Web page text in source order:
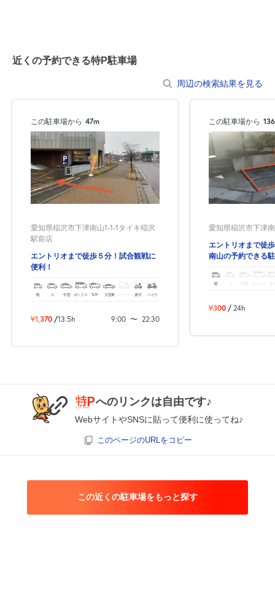
近くの予約できる特P駐車場
周辺の検索結果を見る
この駐車場から 47m
愛知県稲沢市下津南山1-1-1タイキ稲沢
駅前店
エントリオまで徒歩５分！試合観戦に
便利！
軽 コ 中型 ボックス SUV 大型車 トラック 原付 バイク
¥1,370 /13.5h 9:00 〜 22:30
この駐車場から
愛知県稲沢市下津
エントリオまで徒
南山の予約できる
軽 中型 ボックス
¥300 / 24h
へのリンクは自由です♪
WebサイトやSNSに貼って便利に使ってね♪
このページのURLをコピー
この近くの駐車場をもっと探す